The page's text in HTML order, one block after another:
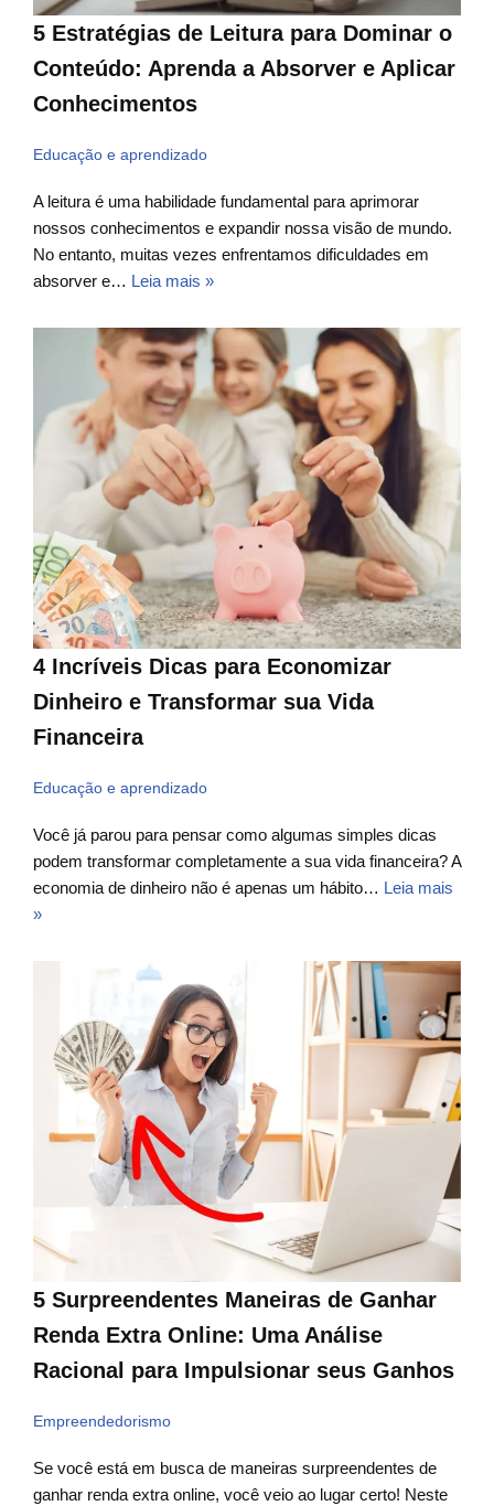
5 Estratégias de Leitura para Dominar o
Conteúdo: Aprenda a Absorver e Aplicar
Conhecimentos
Educação e aprendizado
A leitura é uma habilidade fundamental para aprimorar
nossos conhecimentos e expandir nossa visão de mundo.
No entanto, muitas vezes enfrentamos dificuldades em
absorver e… Leia mais »
4 Incríveis Dicas para Economizar
Dinheiro e Transformar sua Vida
Financeira
Educação e aprendizado
Você já parou para pensar como algumas simples dicas
podem transformar completamente a sua vida financeira? A
economia de dinheiro não é apenas um hábito… Leia mais
»
5 Surpreendentes Maneiras de Ganhar
Renda Extra Online: Uma Análise
Racional para Impulsionar seus Ganhos
Empreendedorismo
Se você está em busca de maneiras surpreendentes de
ganhar renda extra online, você veio ao lugar certo! Neste